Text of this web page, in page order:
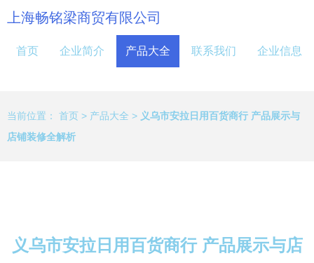
上海畅铭梁商贸有限公司
首页 企业简介 产品大全 联系我们 企业信息
当前位置： 首页 > 产品大全 > 义乌市安拉日用百货商行 产品展示与
店铺装修全解析
义乌市安拉日用百货商行 产品展示与店